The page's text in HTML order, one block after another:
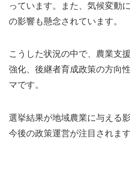
っています。また、気候変動
の影響も懸念されています。
こうした状況の中で、農業支
強化、後継者育成政策の方向
マです。
選挙結果が地域農業に与える
今後の政策運営が注目されます